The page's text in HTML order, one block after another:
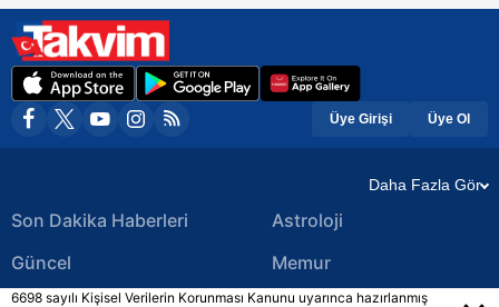
Üye Girişi Üye Ol
Daha Fazla Gör
Son Dakika Haberleri
Güncel
Astroloji
Memur
6698 sayılı Kişisel Verilerin Korunması Kanunu uyarınca hazırlanmış